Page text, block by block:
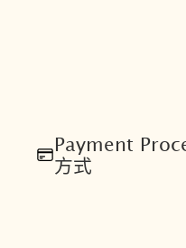
Payment
方式